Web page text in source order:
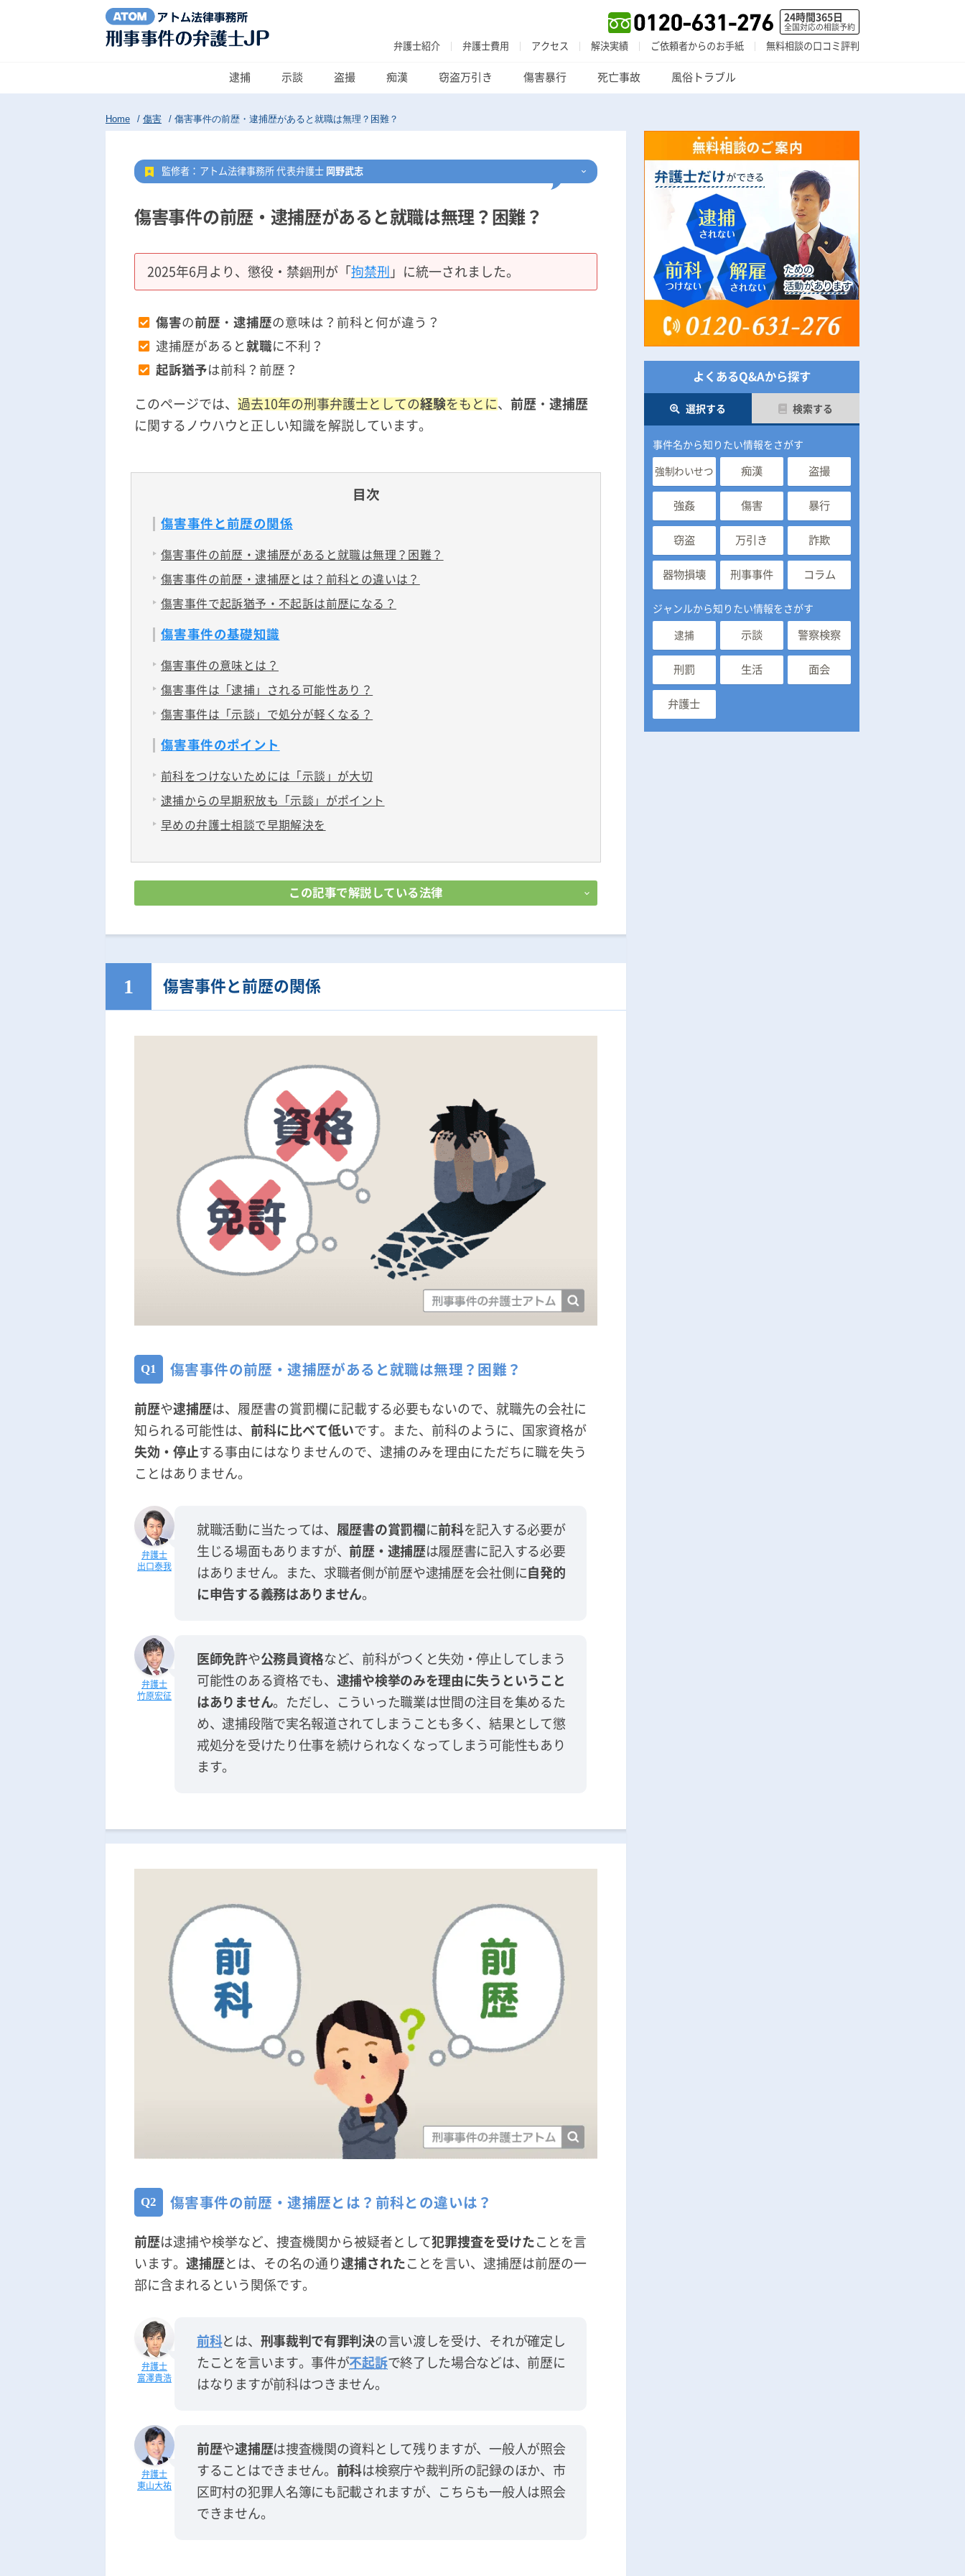
24時間365日
全国対応の相談予約
弁護士紹介 弁護士費用 アクセス 解決実績 ご依頼者からのお手紙 無料相談の口コミ評判
刑事事件でお困りの方
刑事事件の無料相談
アトムについて知りたい方
弁護士紹介
逮捕 示談 盗撮 痴漢 窃盗万引き 傷害暴行 死亡事故 風俗トラブル
Home / 傷害 / 傷害事件の前歴・逮捕歴があると就職は無理？困難？
監修者：アトム法律事務所 代表弁護士 岡野武志
傷害事件の前歴・逮捕歴があると就職は無理？困難？
2025年6月より、懲役・禁錮刑が「 拘禁刑 」に統一されました。
傷害の前歴 ・ 逮捕歴の意味は？前科と何が違う？
逮捕歴があると 就職に不利？
起訴猶予は前科？前歴？
このページでは、 過去10年の刑事弁護士としての経験をもとに、 前歴 ・ 逮捕歴
に関するノウハウと正しい知識を解説しています。
目次
傷害事件と前歴の関係
傷害事件の前歴・逮捕歴があると就職は無理？困難？
傷害事件の前歴・逮捕歴とは？前科との違いは？
傷害事件で起訴猶予・不起訴は前歴になる？
傷害事件の基礎知識
傷害事件の意味とは？
傷害事件は「逮捕」される可能性あり？
傷害事件は「示談」で処分が軽くなる？
傷害事件のポイント
前科をつけないためには「示談」が大切
逮捕からの早期釈放も「示談」がポイント
早めの弁護士相談で早期解決を
この記事で解説している法律
傷害事件と前歴の関係
傷害事件の前歴・逮捕歴があると就職は無理？困難？
前歴や逮捕歴は、履歴書の賞罰欄に記載する必要もないので、就職先の会社に
知られる可能性は、 前科に比べて低いです。また、前科のように、国家資格が
失効・停止する事由にはなりませんので、逮捕のみを理由にただちに職を失う
ことはありません。
出口泰我
就職活動に当たっては、 履歴書の賞罰欄 に前科を記入する必要が
生じる場面もありますが、前歴・逮捕歴は履歴書に記入する必要
はありません。また、求職者側が前歴や逮捕歴を会社側に自発的
に申告する義務はありません。
竹原宏征
医師免許や公務員資格など、前科がつくと失効・停止してしまう
可能性のある資格でも、 逮捕や検挙のみを理由に失うということ
はありません。ただし、こういった職業は世間の注目を集めるた
め、逮捕段階で実名報道されてしまうことも多く、結果として懲
戒処分を受けたり仕事を続けられなくなってしまう可能性もあり
ます。
傷害事件の前歴・逮捕歴とは？前科との違いは？
前歴は逮捕や検挙など、捜査機関から被疑者として犯罪捜査を受けた ことを言
います。 逮捕歴 とは、その名の通り逮捕された ことを言い、逮捕歴は前歴の一
部に含まれるという関係です。
富澤貴浩
前科とは、 刑事裁判で有罪判決の言い渡しを受け、それが確定し
たことを言います。事件が不起訴で終了した場合などは、前歴に
はなりますが前科はつきません。
東山大祐
前歴や逮捕歴は捜査機関の資料として残りますが、一般人が照会
することはできません。 前科は検察庁や裁判所の記録のほか、市
区町村の犯罪人名簿にも記載されますが、こちらも一般人は照会
できません。
よくあるQ&Aから探す
選択する 検索する
事件名から知りたい情報をさがす
強制わいせつ 痴漢 盗撮
強姦 傷害 暴行
窃盗 万引き 詐欺
器物損壊 刑事事件 コラム
ジャンルから知りたい情報をさがす
逮捕 示談 警察検察
刑罰 生活 面会
弁護士